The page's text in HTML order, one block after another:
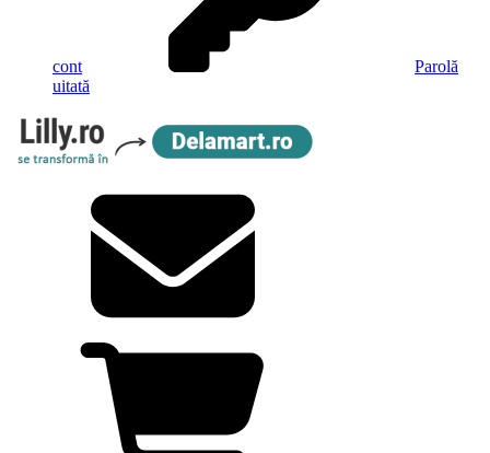
cont
Parolă
uitată